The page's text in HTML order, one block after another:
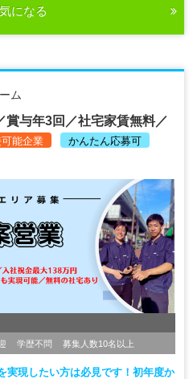
気になる
ム
与年3回／社宅家賃無料／
能企業 かんたん応募可
学歴不問 募集人数10名以上
実現したい方は必見です！初年度か